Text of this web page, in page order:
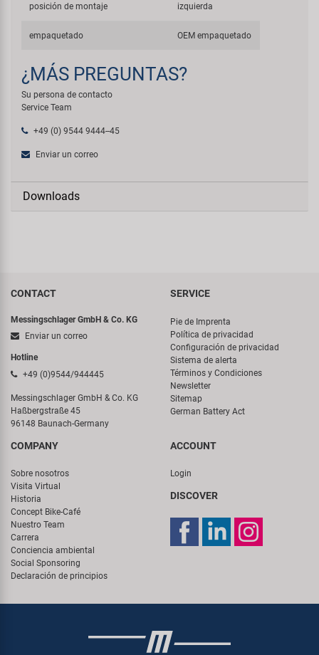
posición de montaje izquierda
empaquetado OEM empaquetado
¿MÁS PREGUNTAS?
Su persona de contacto
Service Team
+49 (0) 9544 9444--45
Enviar un correo
Downloads
CONTACT
Messingschlager GmbH & Co. KG
Enviar un correo
Hotline
+49 (0)9544/944445
Messingschlager GmbH & Co. KG
Haßbergstraße 45
96148 Baunach-Germany
SERVICE
Pie de Imprenta
Política de privacidad
Configuración de privacidad
Sistema de alerta
Términos y Condiciones
Newsletter
Sitemap
German Battery Act
COMPANY
Sobre nosotros
Visita Virtual
Historia
Concept Bike-Café
Nuestro Team
Carrera
Conciencia ambiental
Social Sponsoring
Declaración de principios
ACCOUNT
Login
DISCOVER